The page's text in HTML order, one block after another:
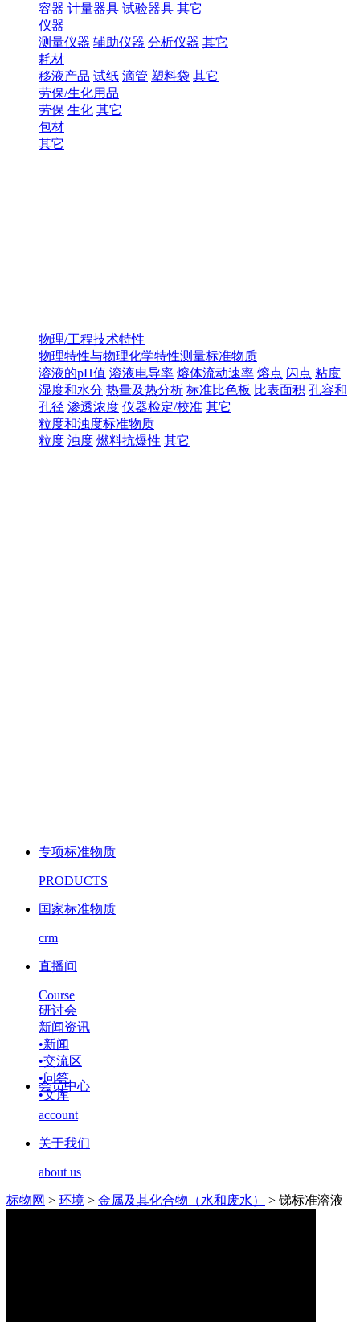
容器 计量器具 试验器具 其它
仪器
测量仪器 辅助仪器 分析仪器 其它
耗材
移液产品 试纸 滴管 塑料袋 其它
劳保/生化用品
劳保 生化 其它
包材
其它
物理/工程技术特性
物理特性与物理化学特性测量标准物质
溶液的pH值 溶液电导率 熔体流动速率 熔点 闪点 粘度
湿度和水分 热量及热分析 标准比色板 比表面积 孔容和
孔径 渗透浓度 仪器检定/校准 其它
粒度和浊度标准物质
粒度 浊度 燃料抗爆性 其它
专项标准物质
PRODUCTS
国家标准物质
crm
直播间
Course
研讨会
新闻资讯
•新闻
•交流区
•问答
•文库
会员中心
account
关于我们
about us
标物网 > 环境 > 金属及其化合物（水和废水） > 锑标准溶液